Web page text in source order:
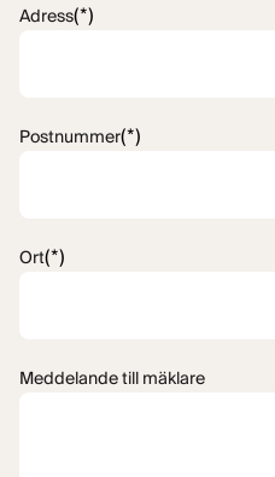
Adress(*)
Postnummer(*)
Ort(*)
Meddelande till mäklare